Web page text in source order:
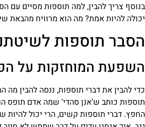
בנוסף צריך להבין, למה תוספות מסיים עם
יכולה להיות אמת? מה הוא מרוויח מהבאת
הסבר תוספות
השפעת המוחזקות על
כדי להבין את דברי תוספות, ננסה להבין
תוספות כותב ש'אנן סהדי' שמה אדם תופס
החפץ. דברי תוספות קשים, הרי יכול